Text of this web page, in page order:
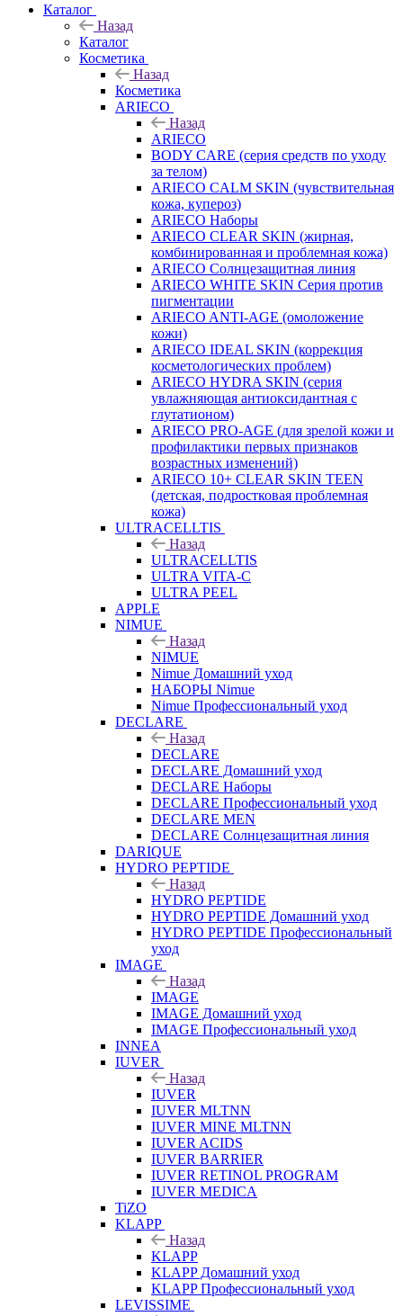
Каталог
Назад
Каталог
Косметика
Назад
Косметика
ARIECO
Назад
ARIECO
BODY CARE (серия средств по уходу
за телом)
ARIECO CALM SKIN (чувствительная
кожа, купероз)
ARIECO Наборы
ARIECO CLEAR SKIN (жирная,
комбинированная и проблемная кожа)
ARIECO Солнцезащитная линия
ARIECO WHITE SKIN Серия против
пигментации
ARIECO ANTI-AGE (омоложение
кожи)
ARIECO IDEAL SKIN (коррекция
косметологических проблем)
ARIECO HYDRA SKIN (серия
увлажняющая антиоксидантная с
глутатионом)
ARIECO PRO-AGE (для зрелой кожи и
профилактики первых признаков
возрастных изменений)
ARIECO 10+ CLEAR SKIN TEEN
(детская, подростковая проблемная
кожа)
ULTRACELLTIS
Назад
ULTRACELLTIS
ULTRA VITA-C
ULTRA PEEL
APPLE
NIMUE
Назад
NIMUE
Nimue Домашний уход
НАБОРЫ Nimue
Nimue Профессиональный уход
DECLARE
Назад
DECLARE
DECLARE Домашний уход
DECLARE Наборы
DECLARE Профессиональный уход
DECLARE MEN
DECLARE Солнцезащитная линия
DARIQUE
HYDRO PEPTIDE
Назад
HYDRO PEPTIDE
HYDRO PEPTIDE Домашний уход
HYDRO PEPTIDE Профессиональный
уход
IMAGE
Назад
IMAGE
IMAGE Домашний уход
IMAGE Профессиональный уход
INNEA
IUVER
Назад
IUVER
IUVER MLTNN
IUVER MINE MLTNN
IUVER ACIDS
IUVER BARRIER
IUVER RETINOL PROGRAM
IUVER MEDICA
TiZO
KLAPP
Назад
KLAPP
KLAPP Домашний уход
KLAPP Профессиональный уход
LEVISSIME